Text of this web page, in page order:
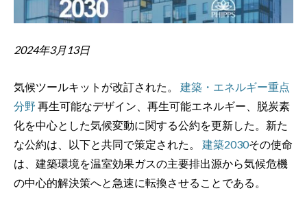
2024年3月13日
気候ツールキットが改訂された。 建築・エネルギー重点
分野 再生可能なデザイン、再生可能エネルギー、脱炭素
化を中心とした気候変動に関する公約を更新した。新た
な公約は、以下と共同で策定された。 建築2030その使命
は、建築環境を温室効果ガスの主要排出源から気候危機
の中心的解決策へと急速に転換させることである。